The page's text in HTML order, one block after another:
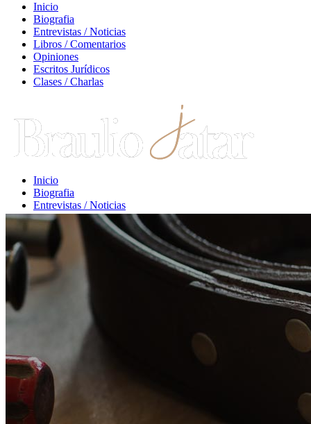
Inicio
Biografia
Entrevistas / Noticias
Libros / Comentarios
Opiniones
Escritos Jurídicos
Clases / Charlas
Inicio
Biografia
Entrevistas / Noticias
Libros / Comentarios
Opiniones
Escritos Jurídicos
Clases / Charlas